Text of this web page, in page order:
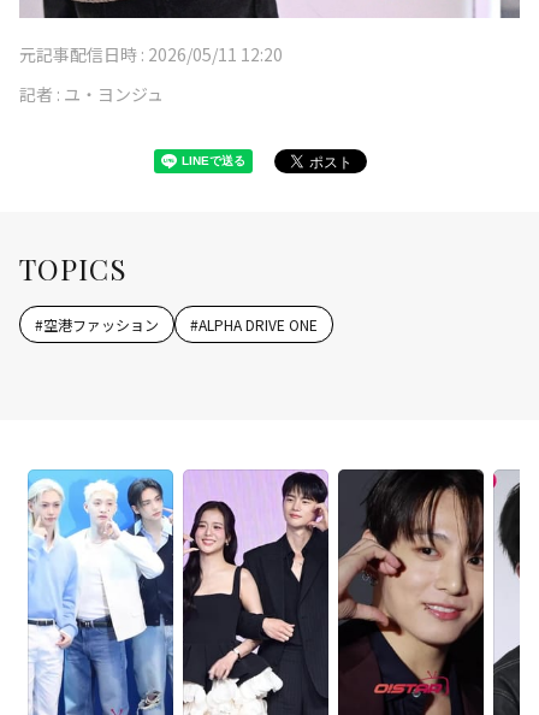
元記事配信日時 : 2026/05/11 12:20
記者 : ユ・ヨンジュ
TOPICS
#空港ファッション #ALPHA DRIVE ONE